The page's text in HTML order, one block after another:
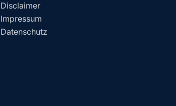
Disclaimer
Impressum
Datenschutz